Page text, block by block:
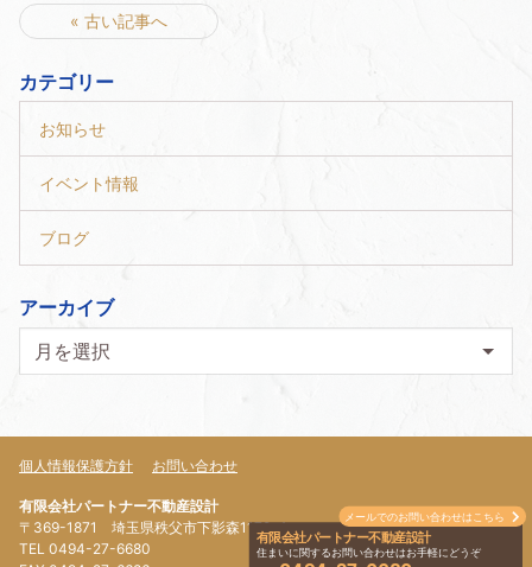
メールでのお問い合わせはこちら
有限会社パートナー不動産設計
住まいに関するお問い合わせはお手軽にどうぞ
« 古い記事へ
カテゴリー
お知らせ
イベント情報
ブログ
アーカイブ
個人情報保護方針 お問い合わせ
有限会社パートナー不動産設計
〒369-1871 埼玉県秩父市下影森1179-4
TEL 0494-27-6680